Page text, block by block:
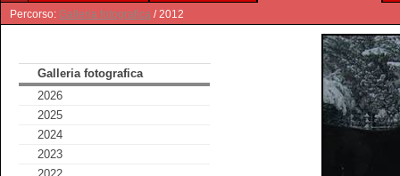
Percorso: Galleria fotografica / 2012
Galleria fotografica
2026
2025
2024
2023